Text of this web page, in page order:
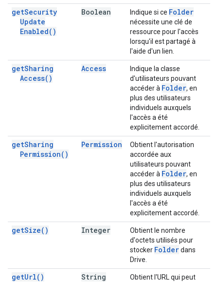
getSecurity
Update
Enabled( )
Boolean Indique si ce Folder
nécessite une clé de
ressource pour l'accès
lorsqu'il est partagé à
l'aide d'un lien.
getSharing
Access( )
Access
Indique la classe
d'utilisateurs pouvant
accéder à Folder, en
plus des utilisateurs
individuels auxquels
l'accès a été
explicitement accordé.
getSharing
Permission( )
Permission
Obtient l'autorisation
accordée aux
utilisateurs pouvant
accéder à Folder, en
plus des utilisateurs
individuels auxquels
l'accès a été
explicitement accordé.
getSize( ) Integer
Obtient le nombre
d'octets utilisés pour
stocker Folderdans
Drive.
getUrl( ) String
Obtient l'URL qui peut